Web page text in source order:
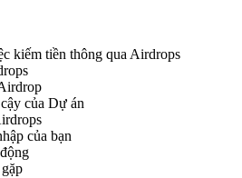
kiếm tiền thông qua Airdrops
của Dự án
của bạn